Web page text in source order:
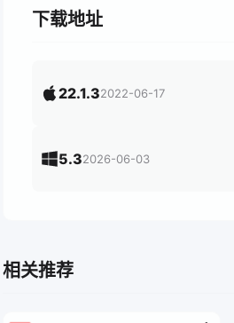
下载地址
22.1.32022-06-17
5.32026-06-03
相关推荐